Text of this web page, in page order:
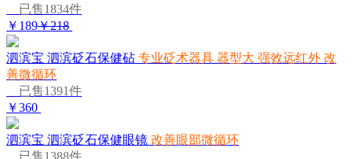
已售1834件
￥189￥218
泗滨宝 泗滨砭石保健砧 专业砭术器具 器型大 强效远红外 改
善微循环
已售1391件
￥360
泗滨宝 泗滨砭石保健眼镜 改善眼部微循环
已售1388件